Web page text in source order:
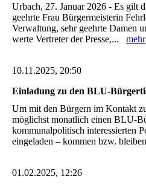
Urbach, 27. Januar 2026 - Es gilt
geehrte Frau Bürgermeisterin
Verwaltung, sehr geehrte Damen
werte Vertreter der Presse,... mehr
10.11.2025, 20:50
Einladung zu den BLU-
Um mit den Bürgern im Kontakt
möglichst monatlich einen BLU-
kommunalpolitisch interessierten
eingeladen – kommen bzw.
01.02.2025, 12:26